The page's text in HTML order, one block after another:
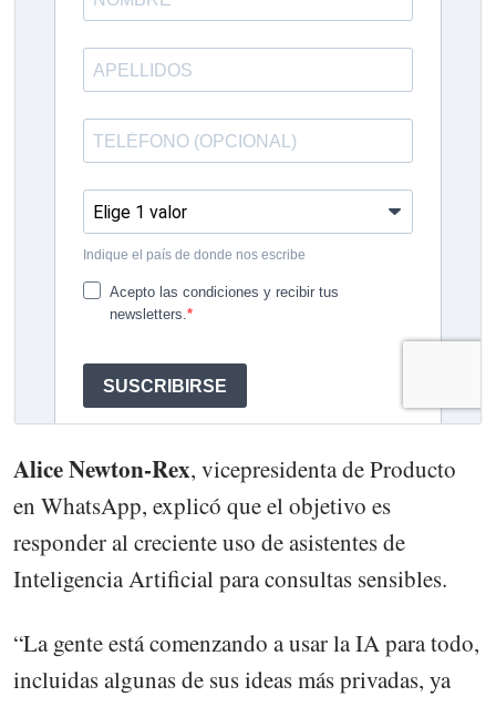
Alice Newton-Rex, vicepresidenta de Producto
en WhatsApp, explicó que el objetivo es
responder al creciente uso de asistentes de
Inteligencia Artificial para consultas sensibles.
“La gente está comenzando a usar la IA para todo,
incluidas algunas de sus ideas más privadas, ya